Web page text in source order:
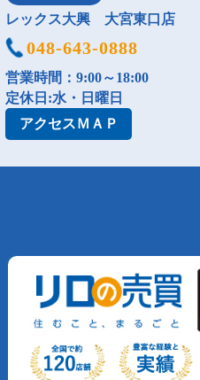
レックス大興 大宮東口店
048-643-0888
営業時間：9:00～18:00
定休日:水・日曜日
アクセスＭＡＰ